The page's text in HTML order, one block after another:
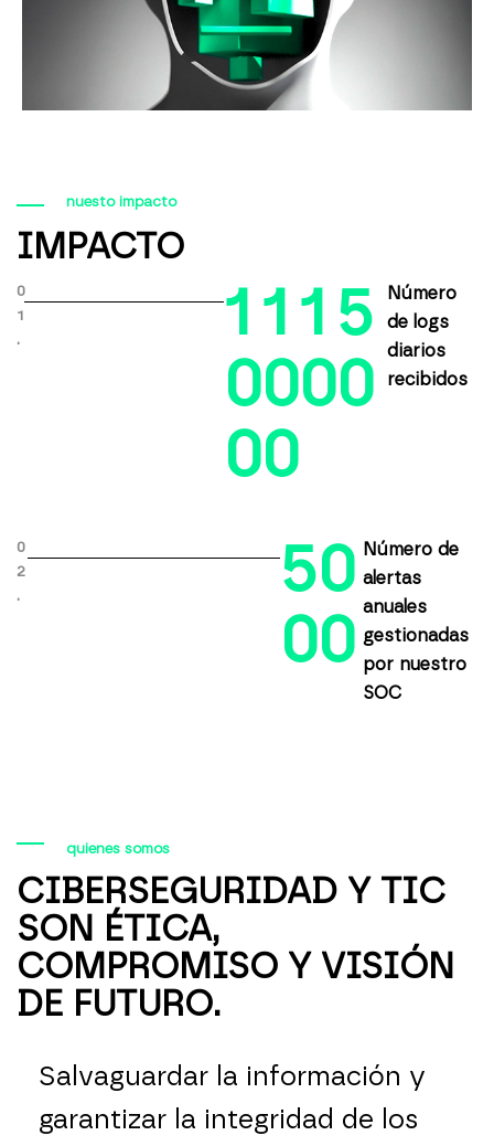
nuesto impacto
IMPACTO
0
1
.
1 1 1 5
0000
00
Número
de logs
diarios
recibidos
0
2
.
50
00
Número de
alertas
anuales
gestionadas
por nuestro
SOC
quienes somos
CIBERSEGURIDAD Y TIC
SON ÉTICA,
COMPROMISO Y VISIÓN
DE FUTURO.
Salvaguardar la información y
garantizar la integridad de los